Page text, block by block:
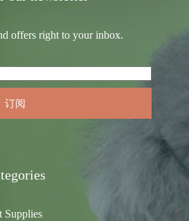
offers right to your inbox.
订阅
Supplies